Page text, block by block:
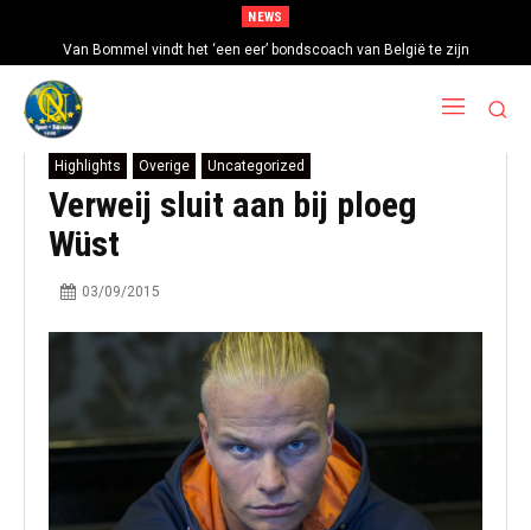
NEWS
Van Bommel vindt het ‘een eer’ bondscoach van België te zijn
Highlights Overige Uncategorized
Verweij sluit aan bij ploeg
Wüst
03/09/2015